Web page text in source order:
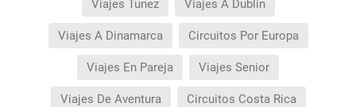
Viajes Tunez Viajes A Dublín
Viajes A Dinamarca Circuitos Por Europa
Viajes En Pareja Viajes Senior
Viajes De Aventura Circuitos Costa Rica